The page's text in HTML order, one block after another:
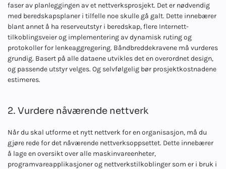
faser av planleggingen av et nettverksprosjekt. Det er nødvendig
med beredskapsplaner i tilfelle noe skulle gå galt. Dette innebærer
blant annet å ha reserveutstyr i beredskap, flere Internett-
tilkoblingsveier og implementering av dynamisk ruting og
protokoller for lenkeaggregering. Båndbreddekravene må vurderes
grundig. Basert på alle dataene utvikles det en overordnet design,
og passende utstyr velges. Og selvfølgelig bør prosjektkostnadene
estimeres.
2. Vurdere nåværende nettverk
Når du skal utforme et nytt nettverk for en organisasjon, må du
gjøre rede for det nåværende nettverksoppsettet. Dette innebærer
å lage en oversikt over alle maskinvareenheter,
programvareapplikasjoner og nettverkstilkoblinger som er i bruk i